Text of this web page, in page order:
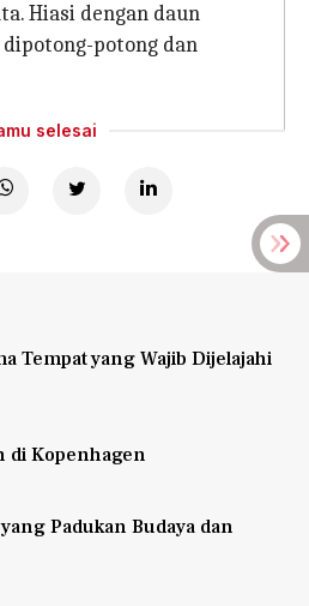
Hiasi dengan daun
potong dan
selesai
Tempat yang Wajib Dijelajahi
di Kopenhagen
Padukan Budaya dan